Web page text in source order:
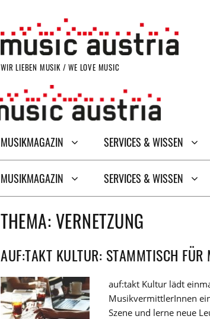
WIR LIEBEN MUSIK / WE LOVE MUSIC
MUSIKMAGAZIN SERVICES & WISSEN
MUSIKMAGAZIN SERVICES & WISSEN
THEMA: VERNETZUNG
AUF:TAKT KULTUR: STAMMTISCH
auf:takt Kultur lädt
MusikvermittlerInnen
Szene und lerne neue